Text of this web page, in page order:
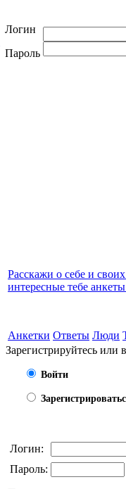
Логин
Пароль
Расскажи о себе и
интересные тебе
Анкетки Ответы Люди
Зарегистрируйтесь или
Войти
Логин:
Пароль: